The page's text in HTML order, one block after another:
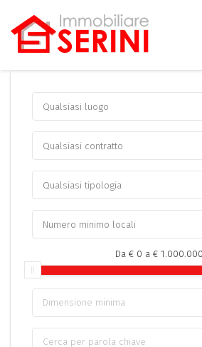
Da € 0 a € 1.000.000